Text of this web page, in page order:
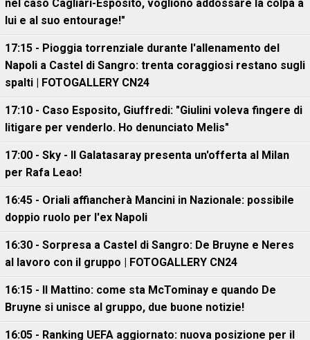
nel caso Cagliari-Esposito, vogliono addossare la colpa a
lui e al suo entourage!"
17:15 - Pioggia torrenziale durante l'allenamento del
Napoli a Castel di Sangro: trenta coraggiosi restano sugli
spalti | FOTOGALLERY CN24
17:10 - Caso Esposito, Giuffredi: "Giulini voleva fingere di
litigare per venderlo. Ho denunciato Melis"
17:00 - Sky - Il Galatasaray presenta un'offerta al Milan
per Rafa Leao!
16:45 - Oriali affiancherà Mancini in Nazionale: possibile
doppio ruolo per l'ex Napoli
16:30 - Sorpresa a Castel di Sangro: De Bruyne e Neres
al lavoro con il gruppo | FOTOGALLERY CN24
16:15 - Il Mattino: come sta McTominay e quando De
Bruyne si unisce al gruppo, due buone notizie!
16:05 - Ranking UEFA aggiornato: nuova posizione per il